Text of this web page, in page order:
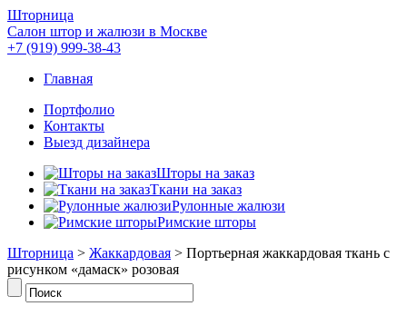
Шторница
Салон штор и жалюзи в Москве
+7 (919) 999-38-43
Главная
Портфолио
Контакты
Выезд дизайнера
Шторы на заказ
Ткани на заказ
Рулонные жалюзи
Римские шторы
Шторница > Жаккардовая > Портьерная жаккардовая ткань с
рисунком «дамаск» розовая